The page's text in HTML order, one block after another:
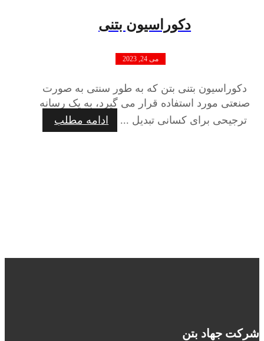
دکوراسیون بتنی
می 24, 2023
دکوراسیون بتنی بتن که به طور سنتی به صورت
صنعتی مورد استفاده قرار می گیرد، به یک رسانه
ترجیحی برای کسانی تبدیل ...
ادامه مطلب
شرکت جهاد بتن